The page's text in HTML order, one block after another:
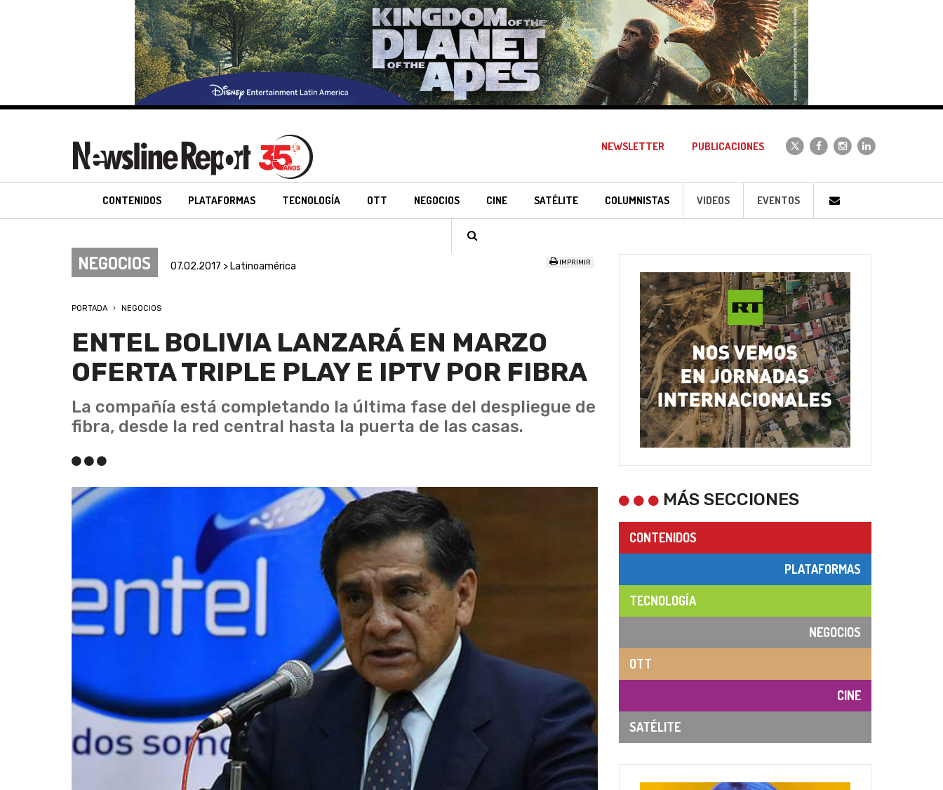
NEWSLETTER PUBLICACIONES
CONTENIDOS PLATAFORMAS TECNOLOGÍA OTT NEGOCIOS CINE SATÉLITE COLUMNISTAS VIDEOS EVENTOS
NEGOCIOS 07.02.2017 > Latinoamérica IMPRIMIR
PORTADA NEGOCIOS
ENTEL BOLIVIA LANZARÁ EN MARZO
OFERTA TRIPLE PLAY E IPTV POR FIBRA
La compañía está completando la última fase del despliegue de
fibra, desde la red central hasta la puerta de las casas.
MÁS SECCIONES
CONTENIDOS
PLATAFORMAS
TECNOLOGÍA
NEGOCIOS
OTT
CINE
SATÉLITE